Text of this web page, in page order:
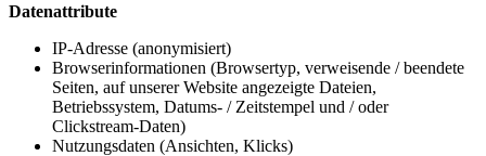
Datenattribute
IP-Adresse (anonymisiert)
Browserinformationen (Browsertyp, verweisende / beendete
Seiten, auf unserer Website angezeigte Dateien,
Betriebssystem, Datums- / Zeitstempel und / oder
Clickstream-Daten)
Nutzungsdaten (Ansichten, Klicks)